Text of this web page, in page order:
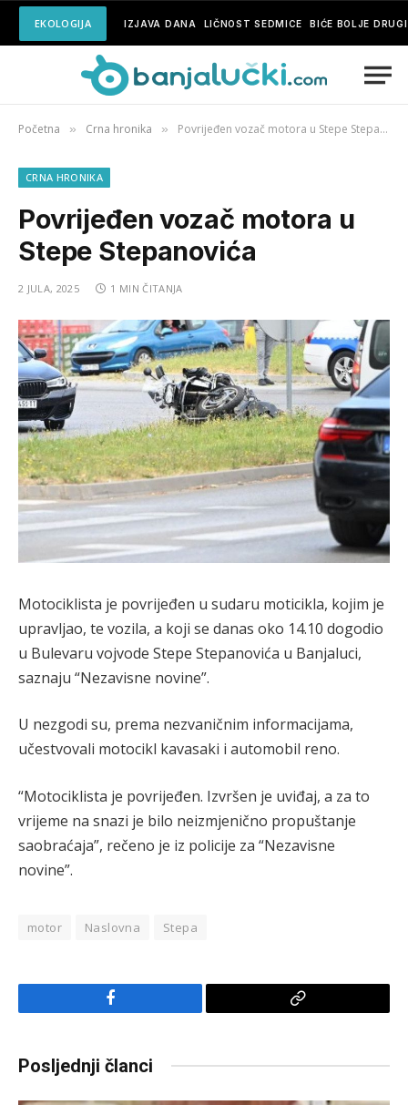
EKOLOGIJA IZJAVA DANA LIČNOST SEDMICE BIĆE BOLJE
Početna » Crna hronika » Povrijeđen vozač motora u Stepe Stepanovića
CRNA HRONIKA
Povrijeđen vozač motora u
Stepe Stepanovića
2 JULA, 2025 1 MIN ČITANJA
Motociklista je povrijeđen u sudaru moticikla, kojim je
upravljao, te vozila, a koji se danas oko 14.10 dogodio
u Bulevaru vojvode Stepe Stepanovića u Banjaluci,
saznaju “Nezavisne novine”.
U nezgodi su, prema nezvaničnim informacijama,
učestvovali motocikl kavasaki i automobil reno.
“Motociklista je povrijeđen. Izvršen je uviđaj, a za to
vrijeme na snazi je bilo neizmjenično propuštanje
saobraćaja”, rečeno je iz policije za “Nezavisne
novine”.
motor Naslovna Stepa
Facebook
Copy
Posljednji članci